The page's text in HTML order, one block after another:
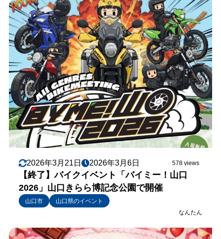
2026年3月21日 2026年3月6日 578 views
【終了】バイクイベント「バイミー！山口
2026」山口きらら博記念公園で開催
山口市
山口県のイベント
なんたん